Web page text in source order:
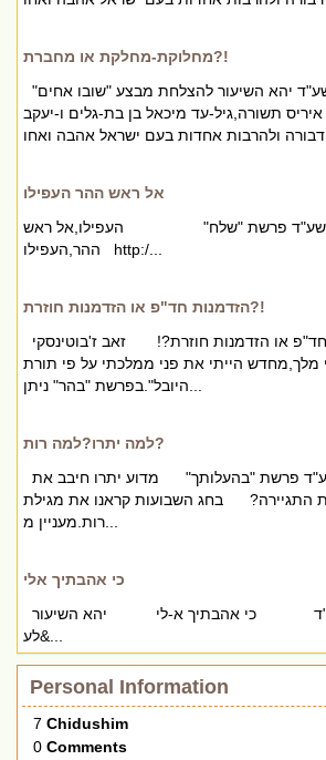
מחלוקת-מחלקת או מחברת?!
תשורה,גיל-עד מיכאל בן בת-גלים ו-יעקב
אל ראש ההר העפילו
תשע"ד פרשת "שלח" העפילו,אל ראש
ההר,העפילו http:/...
הזדמנות חד"פ או הזדמנות חוזרת?!
מלך,מחדש הייתי את פני ממלכתי על פי תורת
למה יתרו?למה רות?
התגיירה? בחג השבועות קראנו את מגילת
כי אהבתיך אלי
לע&...
Personal Information
7 Chidushim
0 Comments